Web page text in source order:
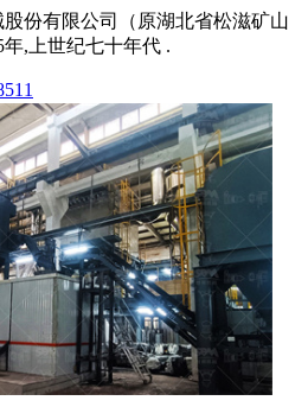
份有限公司（原湖北省松滋矿山
,上世纪七十年代 .